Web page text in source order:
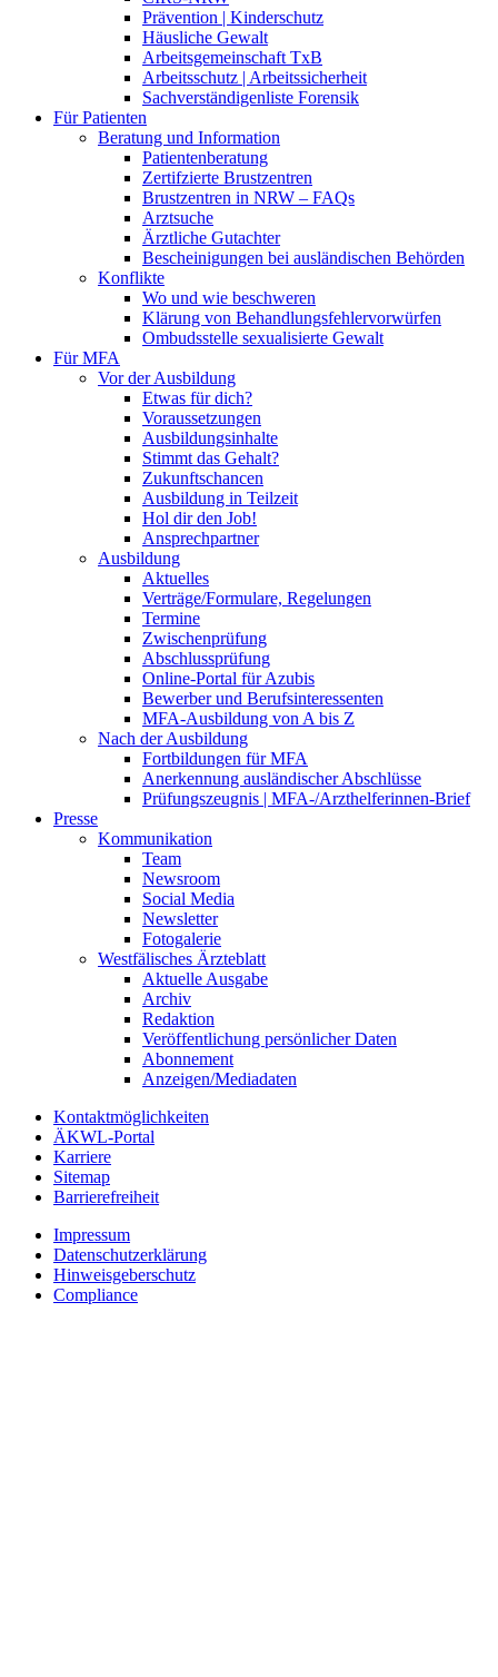
Prävention | Kinderschutz
Häusliche Gewalt
Arbeitsgemeinschaft TxB
Arbeitsschutz | Arbeitssicherheit
Sachverständigenliste Forensik
Für Patienten
Beratung und Information
Patientenberatung
Zertifzierte Brustzentren
Brustzentren in NRW – FAQs
Arztsuche
Ärztliche Gutachter
Bescheinigungen bei ausländischen Behörden
Konflikte
Wo und wie beschweren
Klärung von Behandlungsfehlervorwürfen
Ombudsstelle sexualisierte Gewalt
Für MFA
Vor der Ausbildung
Etwas für dich?
Voraussetzungen
Ausbildungsinhalte
Stimmt das Gehalt?
Zukunftschancen
Ausbildung in Teilzeit
Hol dir den Job!
Ansprechpartner
Ausbildung
Aktuelles
Verträge/Formulare, Regelungen
Termine
Zwischenprüfung
Abschlussprüfung
Online-Portal für Azubis
Bewerber und Berufsinteressenten
MFA-Ausbildung von A bis Z
Nach der Ausbildung
Fortbildungen für MFA
Anerkennung ausländischer Abschlüsse
Prüfungszeugnis | MFA-/Arzthelferinnen-Brief
Presse
Kommunikation
Team
Newsroom
Social Media
Newsletter
Fotogalerie
Westfälisches Ärzteblatt
Aktuelle Ausgabe
Archiv
Redaktion
Veröffentlichung persönlicher Daten
Abonnement
Anzeigen/Mediadaten
Kontaktmöglichkeiten
ÄKWL-Portal
Karriere
Sitemap
Barrierefreiheit
Impressum
Datenschutzerklärung
Hinweisgeberschutz
Compliance